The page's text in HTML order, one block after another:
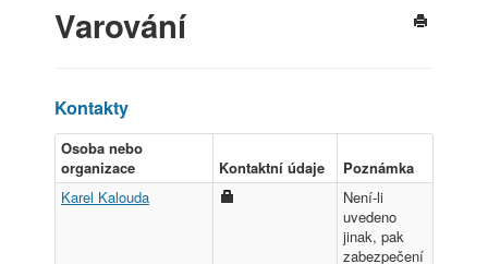
Varování
Kontakty
Osoba nebo
organizace
Kontaktní údaje
Poznámka
Karel Kalouda
Není-li
uvedeno
jinak, pak
zabezpečení